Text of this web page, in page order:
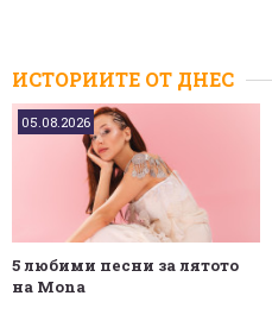
ИСТОРИИТЕ ОТ ДНЕС
05.08.2026
5 любими песни за лятото
на Mona